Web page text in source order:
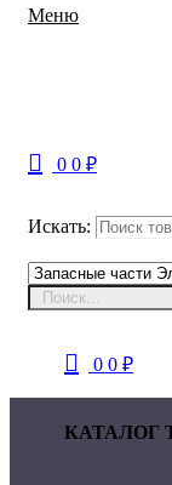
Меню
0 0 ₽
Искать:
0 0 ₽
КАТАЛОГ